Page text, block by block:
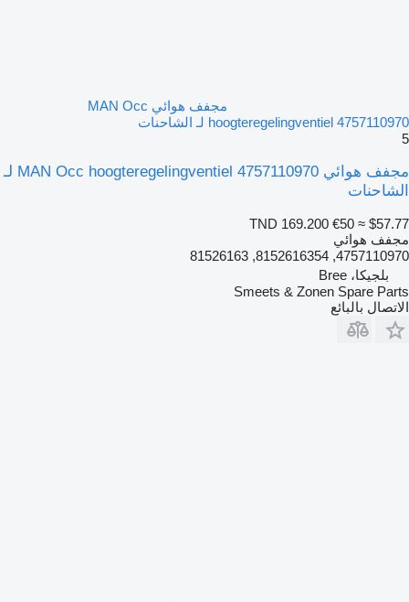
مجفف هوائي MAN Occ
hoogteregelingventiel 4757110970 لـ الشاحنات
5
مجفف هوائي MAN Occ hoogteregelingventiel 4757110970 لـ
الشاحنات
TND 169.200 €50 ≈ $57.77
مجفف هوائي
4757110970, 8152616354, 81526163
بلجيكا، Bree
Smeets & Zonen Spare Parts
الاتصال بالبائع